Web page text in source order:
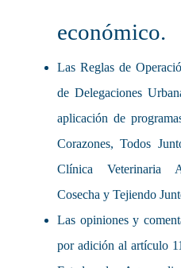
económico.
Las Reglas de
de Delegaciones
aplicación de
Corazones, Todos
Clínica Veterinaria
Cosecha y Tejiendo
Las opiniones y
por adición al artículo